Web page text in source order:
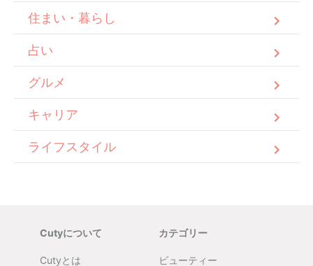
住まい・暮らし
占い
グルメ
キャリア
ライフスタイル
Cutyについて
Cutyとは
カテゴリー
ビューティー